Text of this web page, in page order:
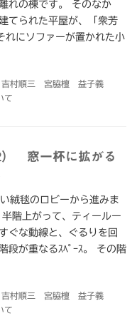
れの棟です。 そのなか
てられた平屋が、「衆芳
にソファーが置かれた小
吉村順三 宮脇檀 益子義
て
窓一杯に拡がる
絨毯のロビーから進みま
階上がって、ティールー
ぐな動線と、ぐるりを回
段が重なるｽﾍﾟｰｽ。 その階
吉村順三 宮脇檀 益子義
て